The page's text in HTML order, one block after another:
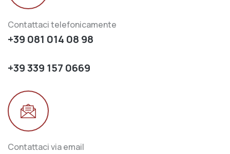
Contattaci telefonicamente
+39 081 014 08 98
+39 339 157 0669
Contattaci via email